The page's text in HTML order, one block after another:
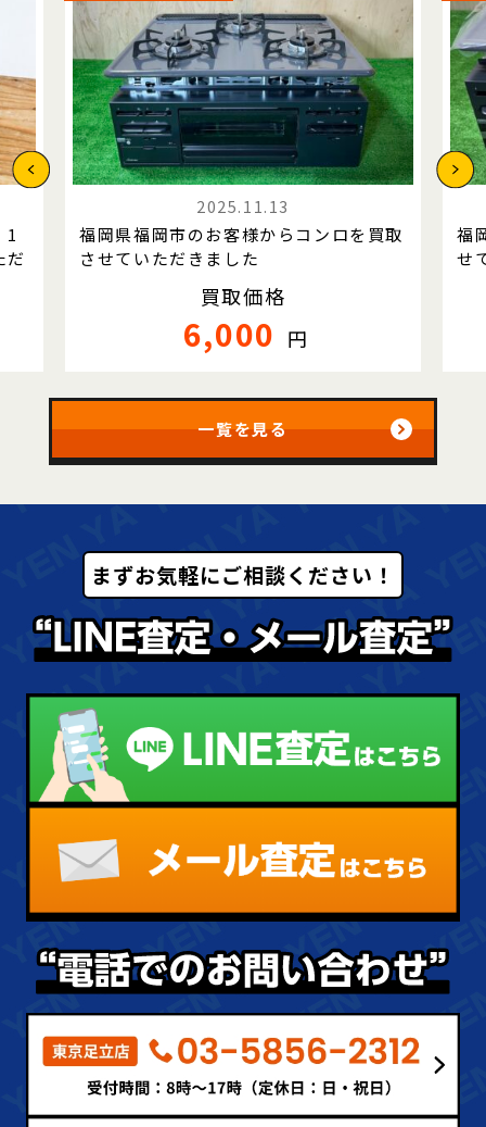
1
だ
2025.11.13
福岡県福岡市のお客様からコンロを買取
させていただきました
買取価格
6,000 円
福
せ
一覧を見る
まずお気軽にご相談ください！